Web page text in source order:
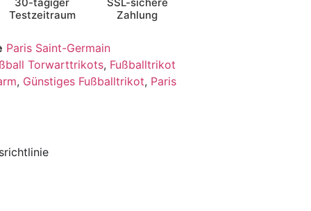
30-tägiger
Testzeitraum
SSL-sichere
Zahlung
Paris Saint-Germain
Torwarttrikots, Fußballtrikot
, Günstiges Fußballtrikot, Paris